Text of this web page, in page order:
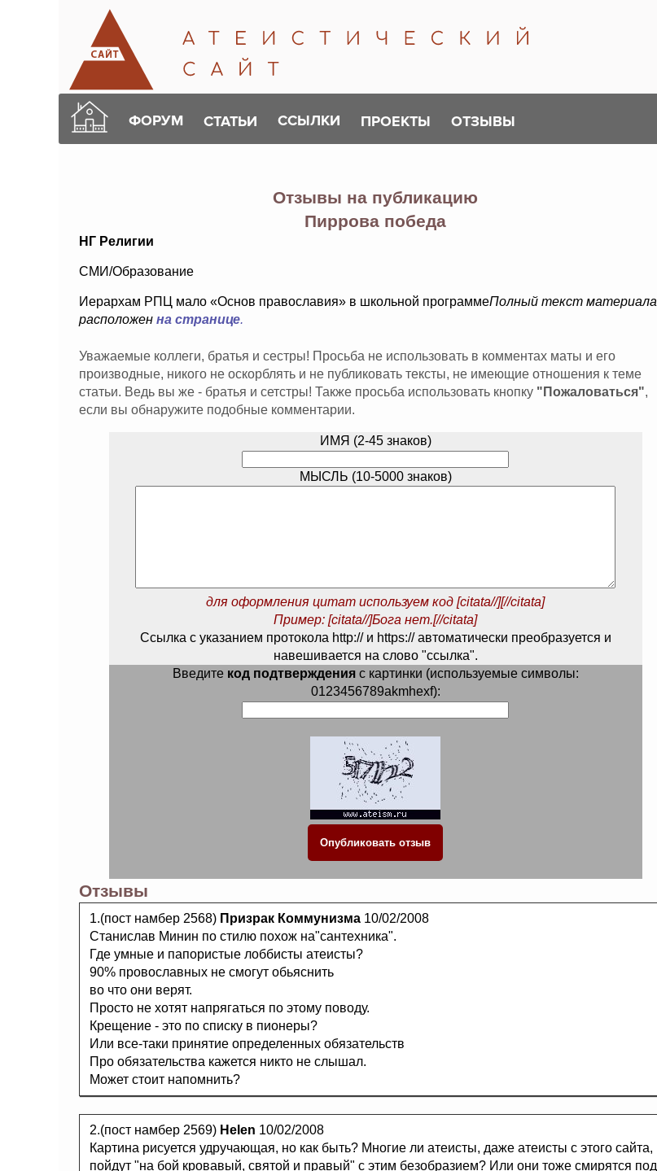
ФОРУМ СТАТЬИ ССЫЛКИ ПРОЕКТЫ ОТЗЫВЫ
Отзывы на публикацию
Пиррова победа
НГ Религии
СМИ/Образование
Иерархам РПЦ мало «Основ православия» в школьной программеПолный текст материала
расположен на странице.
Уважаемые коллеги, братья и сестры! Просьба не использовать в комментах маты и его
производные, никого не оскорблять и не публиковать тексты, не имеющие отношения к теме
статьи. Ведь вы же - братья и сетстры! Также просьба использовать кнопку "Пожаловаться",
если вы обнаружите подобные комментарии.
ИМЯ (2-45 знаков)
МЫСЛЬ (10-5000 знаков)
для оформления цитат используем код [citata//][//citata]
Пример: [citata//]Бога нет.[//citata]
Ссылка с указанием протокола http:// и https:// автоматически преобразуется и
навешивается на слово "ссылка".
Введите код подтвержденияс картинки (используемые символы:
0123456789akmhexf):
Отзывы
1.(пост намбер 2568) Призрак Коммунизма 10/02/2008
Станислав Минин по стилю похож на"сантехника".
Где умные и папористые лоббисты атеисты?
90% провославных не смогут обьяснить
во что они верят.
Просто не хотят напрягаться по этому поводу.
Крещение - это по списку в пионеры?
Или все-таки принятие определенных обязательств
Про обязательства кажется никто не слышал.
Может стоит напомнить?
2.(пост намбер 2569) Helen 10/02/2008
Картина рисуется удручающая, но как быть? Многие ли атеисты, даже атеисты с этого сайта,
пойдут "на бой кровавый, святой и правый" с этим безобразием? Или они тоже смирятся под